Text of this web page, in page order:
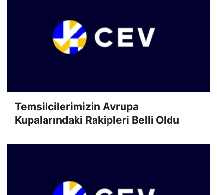
Temsilcilerimizin Avrupa
Kupalarındaki Rakipleri Belli Oldu